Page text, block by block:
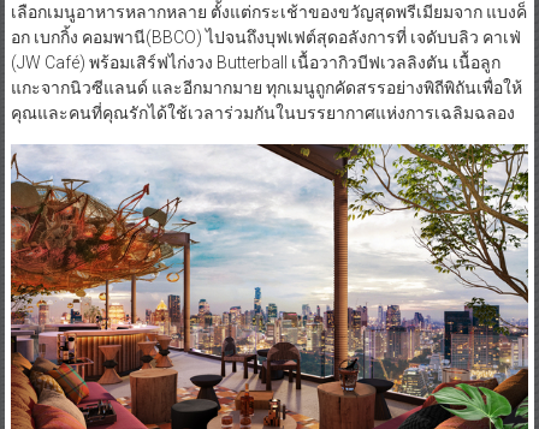
เลือกเมนูอาหารหลากหลาย ตั้งแต่กระเช้าของขวัญสุดพรีเมียมจาก แบงค็
อก เบกกิ้ง คอมพานี(BBCO) ไปจนถึงบุฟเฟต์สุดอลังการที่ เจดับบลิว คาเฟ่
(JW Café) พร้อมเสิร์ฟไก่งวง Butterball เนื้อวากิวบีฟเวลลิงตัน เนื้อลูก
แกะจากนิวซีแลนด์ และอีกมากมาย ทุกเมนูถูกคัดสรรอย่างพิถีพิถันเพื่อให้
คุณและคนที่คุณรักได้ใช้เวลาร่วมกันในบรรยากาศแห่งการเฉลิมฉลอง